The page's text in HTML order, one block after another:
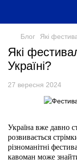
Блог Які
Які
Україні?
27 вересня 2024
Україна вже давно
розвивається
різноманітні
кавоман може